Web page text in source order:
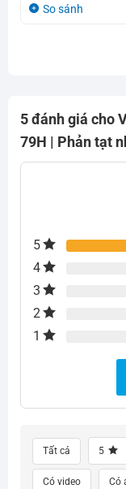
So sánh
5 đánh giá cho
79H | Phản tạt
5
4
3
2
1
Tất cả 5
Có video Có